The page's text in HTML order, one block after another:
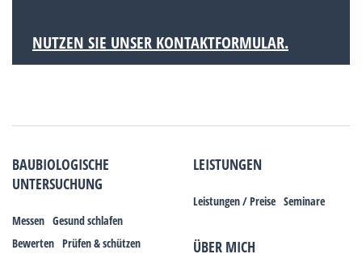
NUTZEN SIE UNSER KONTAKTFORMULAR.
BAUBIOLOGISCHE
UNTERSUCHUNG
Messen Gesund schlafen
Bewerten Prüfen & schützen
LEISTUNGEN
Leistungen / Preise Seminare
ÜBER MICH